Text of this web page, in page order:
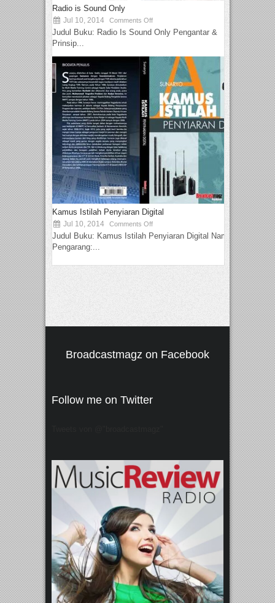
Radio is Sound Only
Jul 10, 2014 Comments Off
Judul Buku: Radio Is Sound Only Pengantar &
Prinsip...
Kamus Istilah Penyiaran Digital
Jul 10, 2014 Comments Off
Judul Buku: Kamus Istilah Penyiaran Digital Nama
Pengarang:...
Broadcastmagz on Facebook
Follow me on Twitter